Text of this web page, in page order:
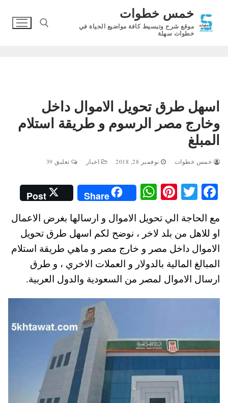
المحتوى
خمس خطوات
موقع شرح وتبسيط كافة مواضيع الحياة في
خطوات سهلة
اسهل طرق تحويل الاموال داخل
وخارج مصر الرسوم و طريقة استلام
المبلغ
خمس خطوات نوفمبر 28, 2018 اخبار تعليق 39
Fa
ce
bo
ok
T
wi
tte
r
Pi
er
es
t
W
ha
ts
A
pp
Share
Post
مع الحاجة الي تحويل الاموال و ارسالها بغرض الاعمال
او للاهل من بلد لاخر ، نوضح لكم اسهل طرق تحويل
الاموال داخل مصر و خارج مصر و ماهي طريقة استلام
المبالغ المالية بالدولار و العملات الاخري ، و طرق
ارسال الاموال لمصر من السعودية والدول العربية.